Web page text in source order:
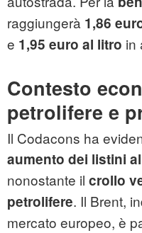
raggiungerà 1,86
e 1,95 euro al litro in
Contesto
petrolifere e
Il Codacons ha
aumento dei listini
nonostante il crollo
petrolifere. Il Brent,
mercato europeo, è